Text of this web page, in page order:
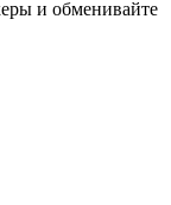
и обменивайте